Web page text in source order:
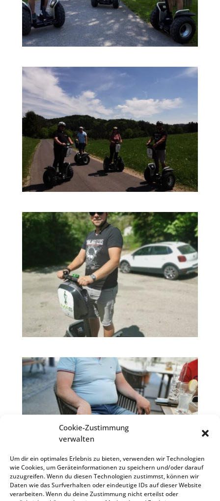
Cookie-Zustimmung
verwalten
Um dir ein optimales Erlebnis zu bieten, verwenden wir Technologien
wie Cookies, um Geräteinformationen zu speichern und/oder darauf
zuzugreifen. Wenn du diesen Technologien zustimmst, können wir
Daten wie das Surfverhalten oder eindeutige IDs auf dieser Website
verarbeiten. Wenn du deine Zustimmung nicht erteilst oder